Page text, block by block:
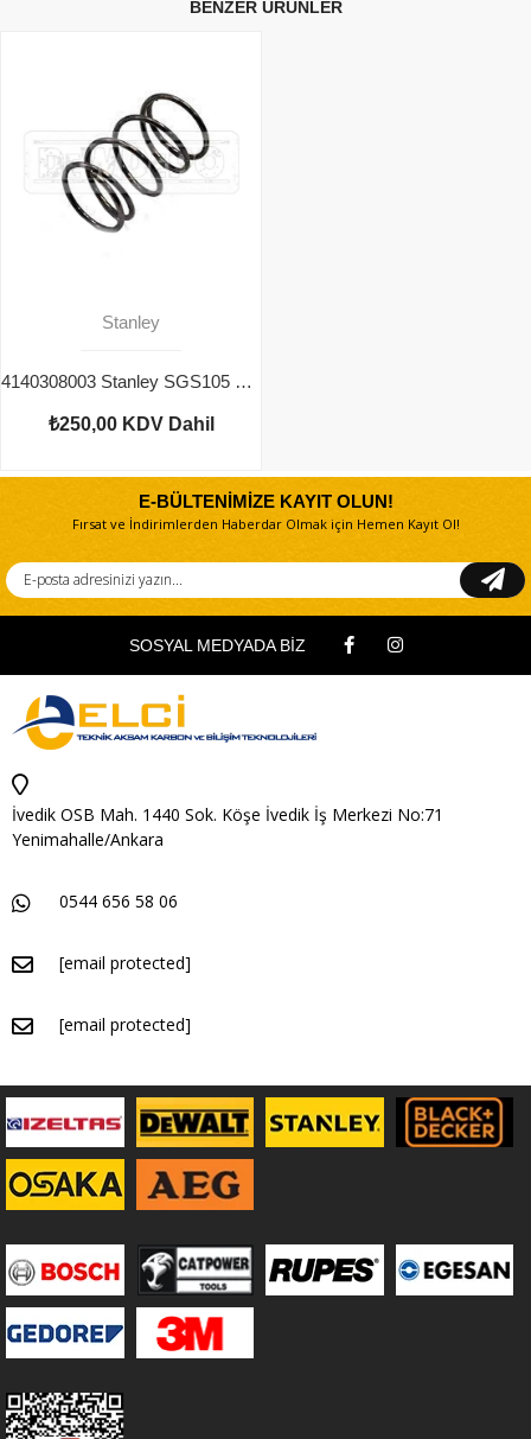
BENZER ÜRÜNLER
Stanley
4140308003 Stanley SGS105 Yay
₺250,00 KDV Dahil
E-BÜLTENİMİZE KAYIT OLUN!
Fırsat ve İndirimlerden Haberdar Olmak için Hemen Kayıt Ol!
SOSYAL MEDYADA BİZ
İvedik OSB Mah. 1440 Sok. Köşe İvedik İş Merkezi No:71
Yenimahalle/Ankara
0544 656 58 06
[email protected]
[email protected]